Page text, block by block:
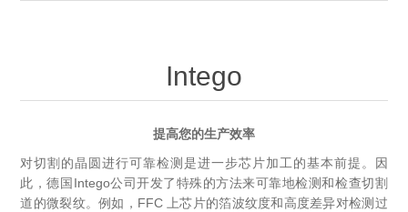
OCT扫描系统
椭偏仪（Ellipsometer）
光能评价设备
立式炉管设备
X射线晶体定向仪
Holoeye空间光调制器
耗材售后/维修/校准
ECV配件
其他
Intego
提高您的生产效率
对切割的晶圆进行可靠检测是进一步芯片加工的基本前提。因
此，德国Intego公司开发了特殊的方法来可靠地检测和检查切割
道的微裂纹。例如，FFC 上芯片的箔波纹度和高度差异对检测过